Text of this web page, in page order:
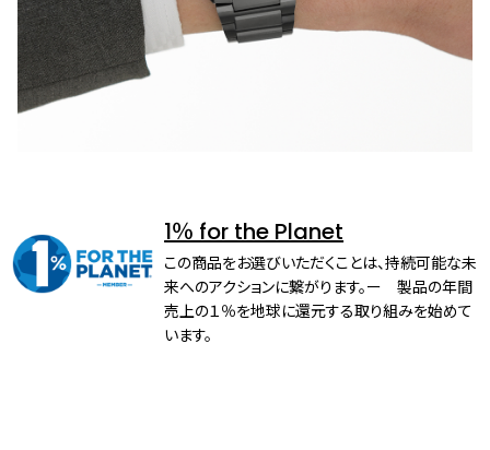
1％ for the Planet
この商品をお選びいただくことは、持続可能な未
来へのアクションに繋がります。ー 製品の年間
売上の１％を地球に還元する取り組みを始めて
います。